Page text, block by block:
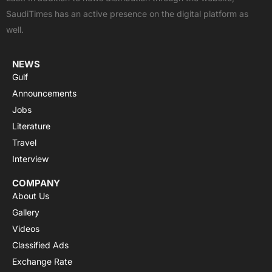
o
k
t
e
e
p
p
r
a
SaudiTimes has an active presence on the digital platform as
well.
NEWS
Gulf
Announcements
Jobs
Literature
Travel
Interview
COMPANY
About Us
Gallery
Videos
Classified Ads
Exchange Rate